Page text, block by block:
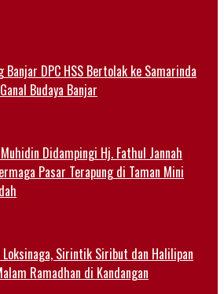
Banjar DPC HSS Bertolak ke Samarinda
Budaya Banjar
Didampingi Hj. Fathul Jannah
Pasar Terapung di Taman Mini
Sirintik Siribut dan Halilipan
Ramadhan di Kandangan